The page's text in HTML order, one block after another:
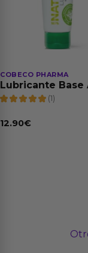
COBECO PHARMA
Lubricante Base
100% Natural 125
(1)
12.90€